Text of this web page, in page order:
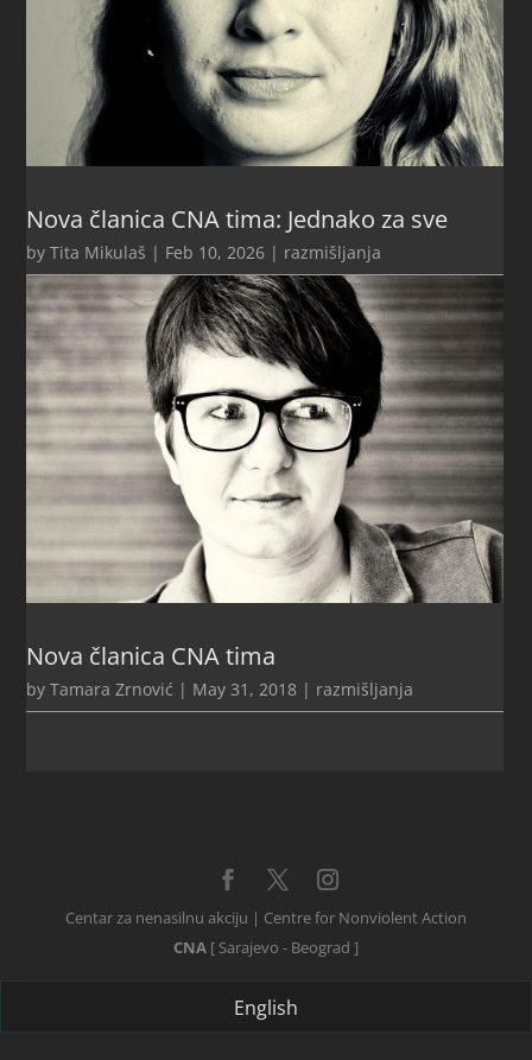
Nova članica CNA tima: Jednako za sve
byTita Mikulaš | Feb 10, 2026 | razmišljanja
Nova članica CNA tima
byTamara Zrnović | May 31, 2018 | razmišljanja
Centar za nenasilnu akciju | Centre for Nonviolent Action
CNA[ Sarajevo - Beograd ]
English